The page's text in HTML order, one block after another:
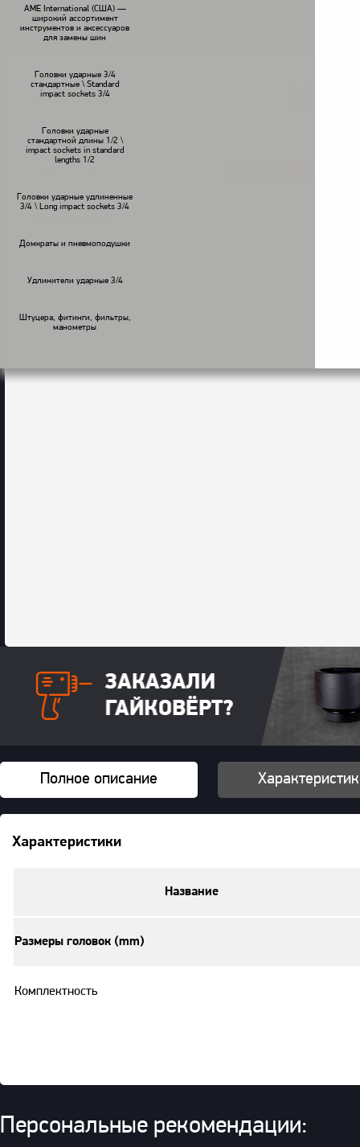
AME International (США) —
широкий ассортимент
инструментов и аксессуаров
для замены шин
Головки ударные 3/4
стандартные \ Standard
impact sockets 3/4
Головки ударные
стандартной длины 1/2 \
impact sockets in standard
lengths 1/2
Головки ударные удлиненные
3/4 \ Long impact sockets 3/4
Домкраты и пневмоподушки
Удлинители ударные 3/4
Штуцера, фитинги, фильтры,
манометры
В наличии
Полное описание
Характеристики
Название
Размеры головок (mm)
Комплектность
Персональные рекомендации: